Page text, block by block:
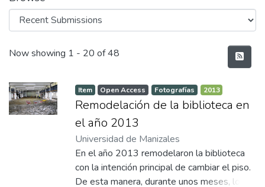
Recent Submissions
Now showing 1 - 20 of 48
Item Open Access Fotografías 2013
Remodelación de la biblioteca en
el año 2013
Universidad de Manizales
En el año 2013 remodelaron la biblioteca
con la intención principal de cambiar el piso.
De esta manera, durante unos meses, los